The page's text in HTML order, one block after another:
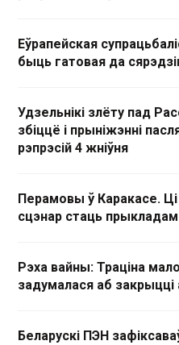
Еўрапейская
быць гатовая да
Удзельнікі злёту пад
збіццё і прыніжэнні
рэпрэсій 4 жніўня
Перамовы ў Каракасе.
сцэнар стаць прыкладам
Рэха вайны: Траціна
задумалася аб
Беларускі ПЭН